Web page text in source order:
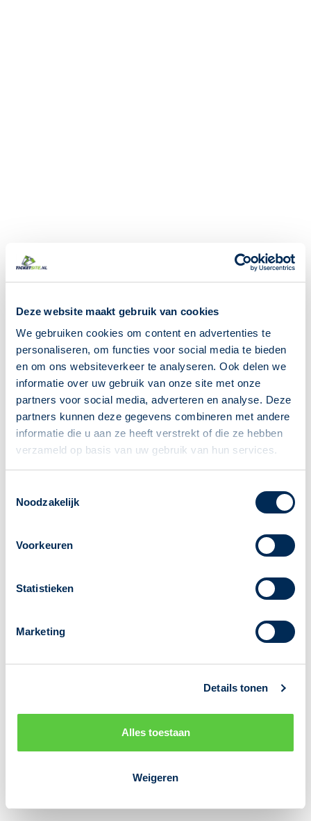
Deze website maakt gebruik van cookies
We gebruiken cookies om content en advertenties te
personaliseren, om functies voor social media te bieden
en om ons websiteverkeer te analyseren. Ook delen we
informatie over uw gebruik van onze site met onze
partners voor social media, adverteren en analyse. Deze
partners kunnen deze gegevens combineren met andere
informatie die u aan ze heeft verstrekt of die ze hebben
verzameld op basis van uw gebruik van hun services.
Noodzakelijk
Voorkeuren
Statistieken
Marketing
Details tonen
Alles toestaan
Weigeren